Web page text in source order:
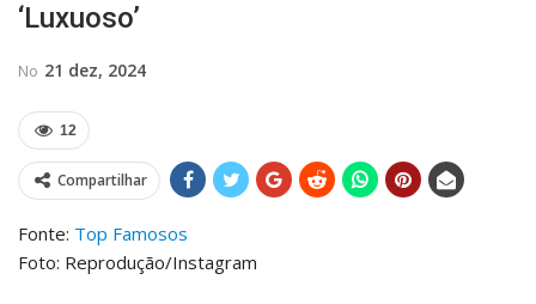
‘Luxuoso’
No 21 dez, 2024
12
Compartilhar
Fonte: Top Famosos
Foto: Reprodução/Instagram